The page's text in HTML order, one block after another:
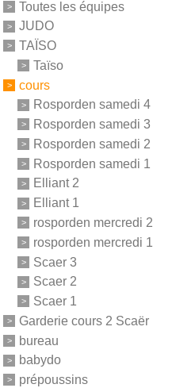
Toutes les équipes
JUDO
TAÏSO
Taïso
cours
Rosporden samedi 4
Rosporden samedi 3
Rosporden samedi 2
Rosporden samedi 1
Elliant 2
Elliant 1
rosporden mercredi 2
rosporden mercredi 1
Scaer 3
Scaer 2
Scaer 1
Garderie cours 2 Scaër
bureau
babydo
prépoussins